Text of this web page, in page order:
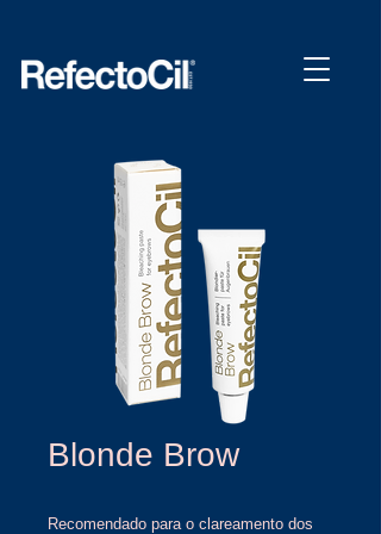
Blonde Brow
Recomendado para o clareamento dos